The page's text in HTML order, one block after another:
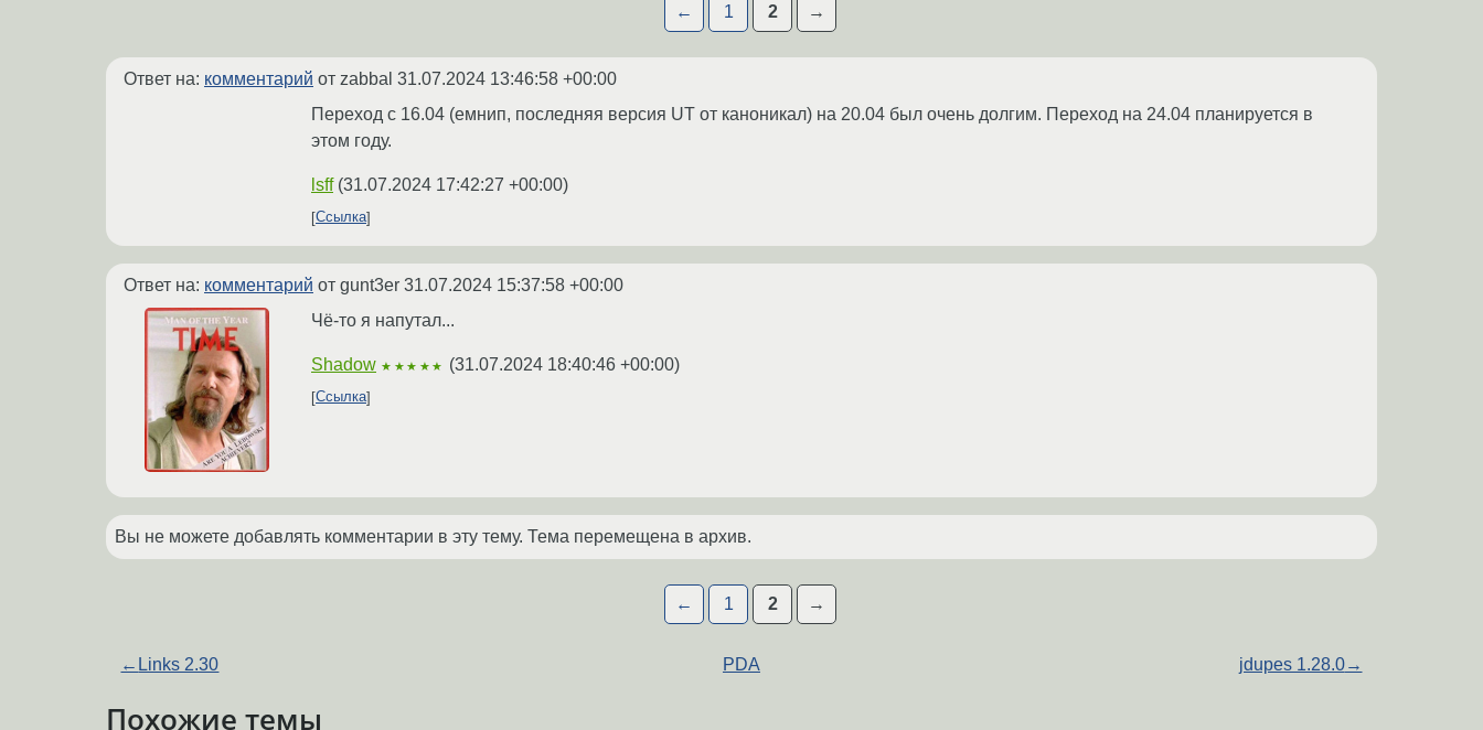
← 1 2 →
Ответ на: комментарий от zabbal 31.07.2024 13:46:58 +00:00
Переход с 16.04 (емнип, последняя версия UT от каноникал) на 20.04 был очень долгим. Переход на 24.04 планируется в
этом году.
lsff (31.07.2024 17:42:27 +00:00)
Ссылка
Ответ на: комментарий от gunt3er 31.07.2024 15:37:58 +00:00
Чё-то я напутал...
Shadow ★★★★★ (31.07.2024 18:40:46 +00:00)
Ссылка
Вы не можете добавлять комментарии в эту тему. Тема перемещена в архив.
← 1 2 →
← Links 2.30 PDA jdupes 1.28.0→
Похожие темы